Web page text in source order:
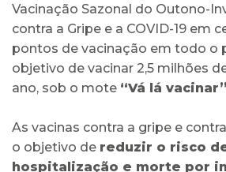
Vacinação Sazonal do Outono-
contra a Gripe e a COVID-19 em
pontos de vacinação em todo o
objetivo de vacinar 2,5 milhões
ano, sob o mote “Vá lá vacinar”
As vacinas contra a gripe e
o objetivo de reduzir o risco
hospitalização e morte por